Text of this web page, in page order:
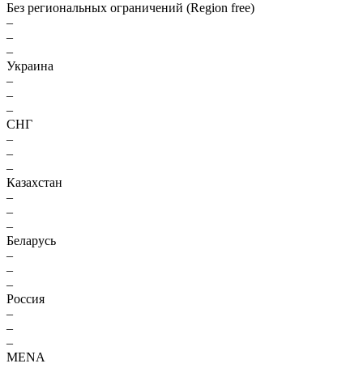
Без региональных ограничений (Region free)
–
–
–
Украина
–
–
–
СНГ
–
–
–
Казахстан
–
–
–
Беларусь
–
–
–
Россия
–
–
–
MENA